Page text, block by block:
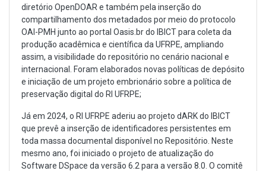
diretório OpenDOAR e também pela inserção do
compartilhamento dos metadados por meio do protocolo
OAI-PMH junto ao portal Oasis.br do IBICT para coleta da
produção acadêmica e científica da UFRPE, ampliando
assim, a visibilidade do repositório no cenário nacional e
internacional. Foram elaborados novas políticas de depósito
e iniciação de um projeto embrionário sobre a política de
preservação digital do RI UFRPE;
Já em 2024, o RI UFRPE aderiu ao projeto dARK do IBICT
que prevê a inserção de identificadores persistentes em
toda massa documental disponível no Repositório. Neste
mesmo ano, foi iniciado o projeto de atualização do
Software DSpace da versão 6.2 para a versão 8.0. O comitê